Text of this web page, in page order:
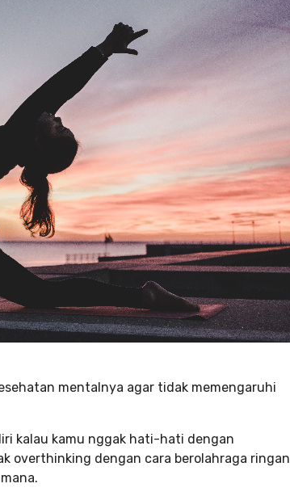
mentalnya agar tidak memengaruhi
kalau kamu nggak hati-hati dengan
overthinking dengan cara berolahraga ringan